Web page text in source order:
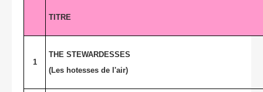
TITRE
1
THE STEWARDESSES
(Les hotesses de l'air)